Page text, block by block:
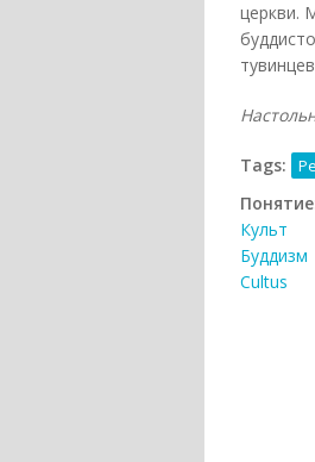
церкви.
Tags:
Культ
Буддизм
Cultus